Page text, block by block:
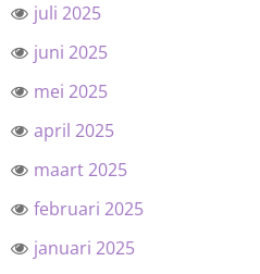
juli 2025
juni 2025
mei 2025
april 2025
maart 2025
februari 2025
januari 2025